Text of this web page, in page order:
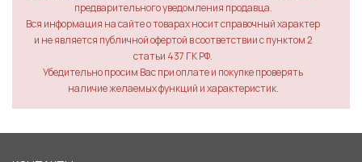
предварительного уведомления продавца.
Вся информация на сайте о товарах носит справочный характер
и не является публичной офертой в соответствии с пунктом 2
статьи 437 ГК РФ.
Убедительно просим Вас при оплате и покупке проверять
наличие желаемых функций и характеристик.